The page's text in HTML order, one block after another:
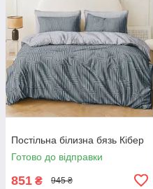
Постільна білизна бязь Кібер
Готово до відправки
851 ₴ 945 ₴